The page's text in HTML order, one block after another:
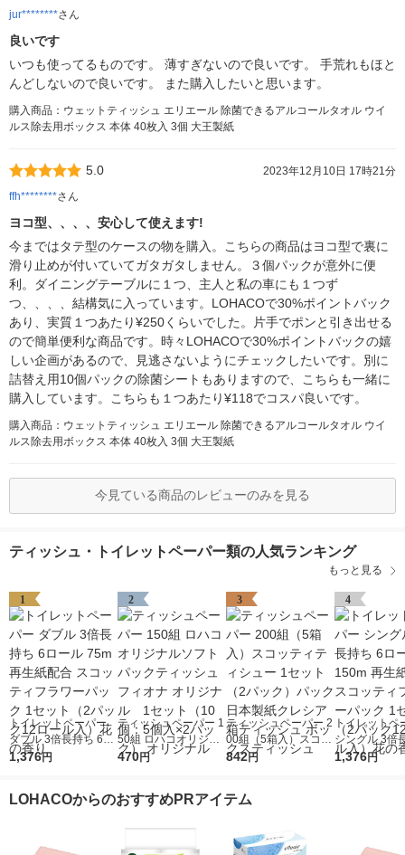
jur********さん
良いです
いつも使ってるものです。 薄すぎないので良いです。 手荒れもほと
んどしないので良いです。 また購入したいと思います。
購入商品：ウェットティッシュ エリエール 除菌できるアルコールタオル ウイ
ルス除去用ボックス 本体 40枚入 3個 大王製紙
5.0
2023年12月10日 17時21分
ffh********さん
ヨコ型、、、、安心して使えます!
今まではタテ型のケースの物を購入。こちらの商品はヨコ型で裏に
滑り止めが付いていてガタガタしません。３個パックが意外に便
利。ダイニングテーブルに１つ、主人と私の車にも１つず
つ、、、、結構気に入っています。LOHACOで30%ポイントバック
あり、実質１つあたり¥250くらいでした。片手でポンと引き出せる
ので簡単便利な商品です。時々LOHACOで30%ポイントバックの嬉
しい企画があるので、見逃さないようにチェックしたいです。別に
詰替え用10個パックの除菌シートもありますので、こちらも一緒に
購入しています。こちらも１つあたり¥118でコスパ良いです。
購入商品：ウェットティッシュ エリエール 除菌できるアルコールタオル ウイ
ルス除去用ボックス 本体 40枚入 3個 大王製紙
今見ている商品のレビューのみを見る
ティッシュ・トイレットペーパー類の人気ランキング
もっと見る
1
トイレットペーパー
ダブル 3倍長持ち 6ロ
ール 75m 再生紙配合
ク12ロール入）花の
1,376円
2
ティッシュペーパー 1
50組 ロハコオリジナ
ルソフトパックティッ
個：5個入×2パック）
470円
3
ティッシュペーパー 2
00組（5箱入）スコッ
ティティシュー 1セッ
ティッシュ ボックス
842円
4
トイレットペ
シングル 3倍
ロール 150m
1,376円
LOHACOからのおすすめPRアイテム